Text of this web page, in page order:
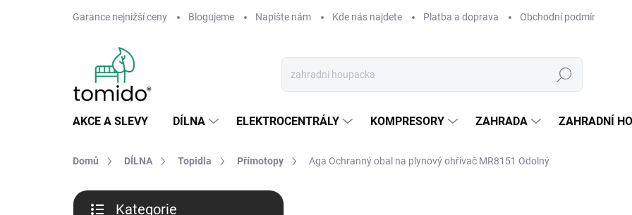
Garance nejnižší ceny Blogujeme Napište nám Kde nás najdete Platba a doprava Obchodní podmínky
Hledat
AKCE A SLEVY DÍLNA ELEKTROCENTRÁLY KOMPRESORY ZAHRADA ZAHRADNÍ
Domů DÍLNA Topidla Přímotopy Aga Ochranný obal na plynový ohřívač MR8151 Odolný
P
Kategorie